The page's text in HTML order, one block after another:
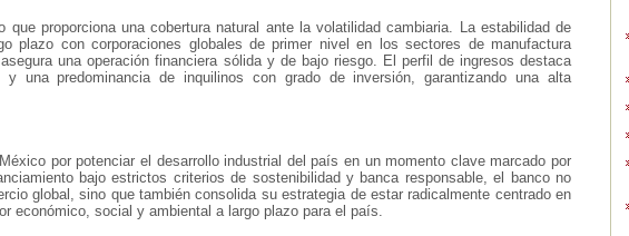
que proporciona una cobertura natural ante la volatilidad cambiaria. La estabilidad de
plazo con corporaciones globales de primer nivel en los sectores de manufactura
una operación financiera sólida y de bajo riesgo. El perfil de ingresos destaca
una predominancia de inquilinos con grado de inversión, garantizando una alta
por potenciar el desarrollo industrial del país en un momento clave marcado por
bajo estrictos criterios de sostenibilidad y banca responsable, el banco no
global, sino que también consolida su estrategia de estar radicalmente centrado en
económico, social y ambiental a largo plazo para el país.